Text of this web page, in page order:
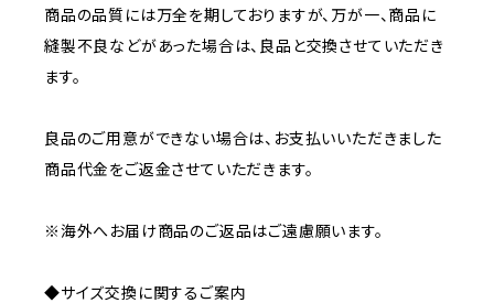
商品の品質には万全を期しておりますが、万が一、商品に
縫製不良などがあった場合は、良品と交換させていただき
ます。
良品のご用意ができない場合は、お支払いいただきました
商品代金をご返金させていただきます。
※海外へお届け商品のご返品はご遠慮願います。
◆サイズ交換に関するご案内